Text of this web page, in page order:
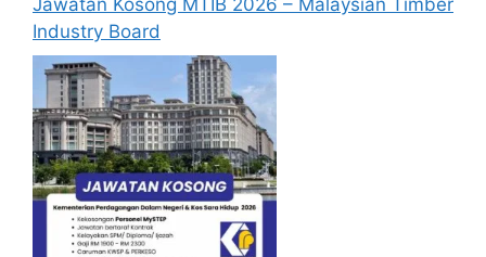
yang telah disediakan dibawah. Untuk
pemohon kali pertama, anda perlu
mendaftar akaun baru terlebih dahulu.
Calon dikehendaki memuat naik resume
yang lengkap (kelayakan akademik,
pengalaman kerja, gaji semasa dan gaji
yang dipohon, gambar berukuran
passport serta salinan sijil-sijil berkaitan)
semasa membuat permohonan.
Jawatan Kosong MTIB 2026 – Malaysian Timber
Industry Board